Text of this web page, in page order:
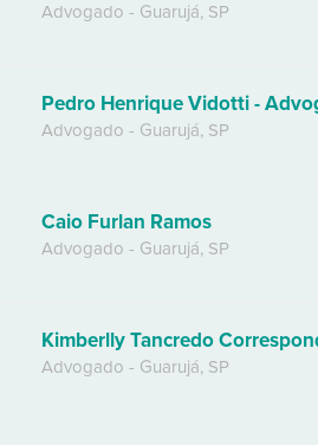
Advogado - Guarujá, SP
Pedro Henrique Vidotti -
Advogado - Guarujá, SP
Caio Furlan Ramos
Advogado - Guarujá, SP
Kimberlly Tancredo
Advogado - Guarujá, SP